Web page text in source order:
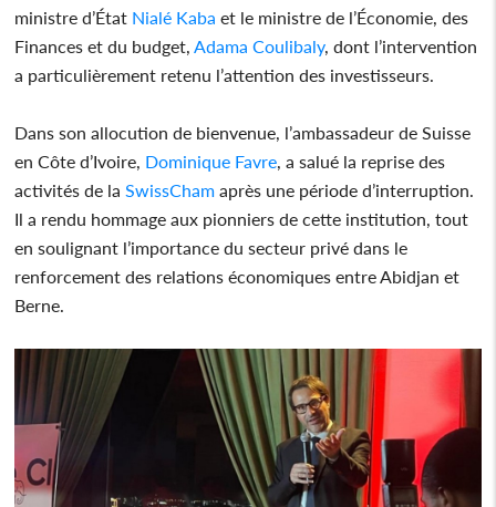
ministre d’État Nialé Kaba et le ministre de l’Économie, des
Finances et du budget, Adama Coulibaly, dont l’intervention
a particulièrement retenu l’attention des investisseurs.
Dans son allocution de bienvenue, l’ambassadeur de Suisse
en Côte d’Ivoire, Dominique Favre , a salué la reprise des
activités de la SwissCham après une période d’interruption.
Il a rendu hommage aux pionniers de cette institution, tout
en soulignant l’importance du secteur privé dans le
renforcement des relations économiques entre Abidjan et
Berne.